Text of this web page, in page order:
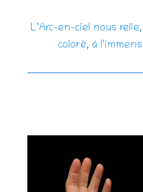
L’Arc-en-ciel nous
coloré, à